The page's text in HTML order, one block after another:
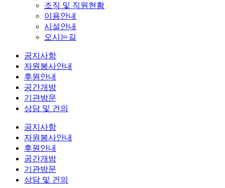
조직 및 직원현황
이용안내
시설안내
오시는길
공지사항
자원봉사안내
후원안내
공간개방
기관방문
상담 및 건의
공지사항
자원봉사안내
후원안내
공간개방
기관방문
상담 및 건의